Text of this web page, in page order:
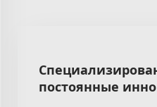
постоянные